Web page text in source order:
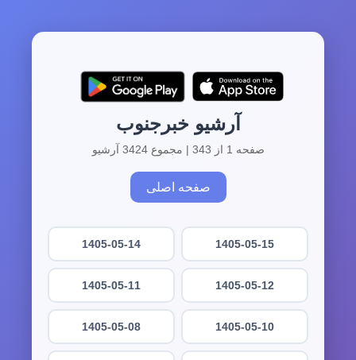
آرشیو خبرجنوب
صفحه 1 از 343 | مجموع 3424 آرشیو
صفحه اصلی
1405-05-15
1405-05-14
1405-05-12
1405-05-11
1405-05-10
1405-05-08